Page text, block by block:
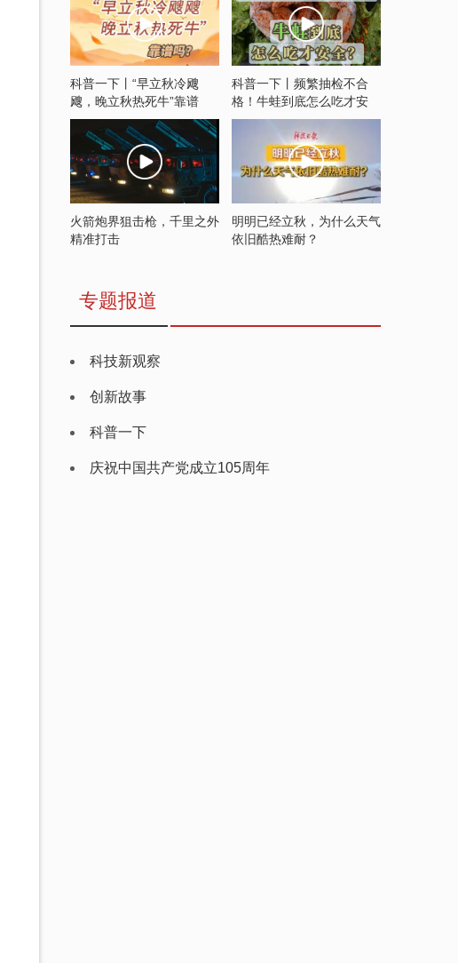
科普一下丨“早立秋冷飕
飕，晚立秋热死牛”靠谱
吗？
科普一下丨频繁抽检不合
格！牛蛙到底怎么吃才安
全？
火箭炮界狙击枪，千里之外
精准打击
明明已经立秋，为什么天气
依旧酷热难耐？
专题报道
科技新观察
创新故事
科普一下
庆祝中国共产党成立105周年